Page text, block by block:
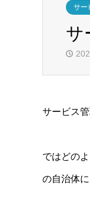
サー
サ
サービス
ではどの
の自治体